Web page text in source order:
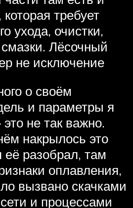
требует
ухода, очистки,
Лёсочный
не исключение
о своём
и параметры я
не так важно.
накрылось это
её разобрал, там
оплавления,
вызвано скачками
и процессами